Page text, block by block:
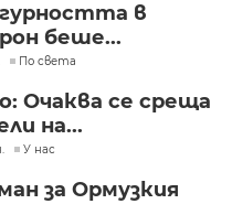
в
беше...
По света
Очаква се среща
на...
У нас
за Ормузкия